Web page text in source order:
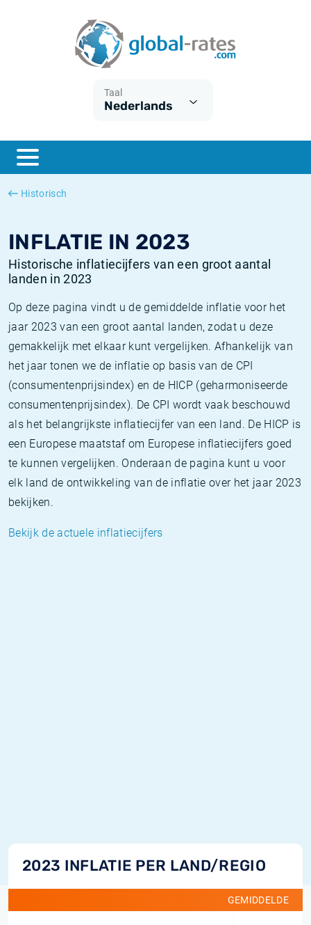
Taal
Nederlands
Historisch
INFLATIE IN 2023
Historische inflatiecijfers van een groot aantal
landen in 2023
Op deze pagina vindt u de gemiddelde inflatie voor het
jaar 2023 van een groot aantal landen, zodat u deze
gemakkelijk met elkaar kunt vergelijken. Afhankelijk van
het jaar tonen we de inflatie op basis van de CPI
(consumentenprijsindex) en de HICP (geharmoniseerde
consumentenprijsindex). De CPI wordt vaak beschouwd
als het belangrijkste inflatiecijfer van een land. De HICP is
een Europese maatstaf om Europese inflatiecijfers goed
te kunnen vergelijken. Onderaan de pagina kunt u voor
elk land de ontwikkeling van de inflatie over het jaar 2023
bekijken.
Bekijk de actuele inflatiecijfers
2023 INFLATIE PER LAND/REGIO
GEMIDDELDE
ESTER
SONIA
Wat is CPI inflatie?
Wat is HICP inflatie?
Nederlandse inflatie - CPI
Amerikaanse inflatie - CPI
Euribor historie
SOFR historie
TONAR historie
Inflatiecalculator